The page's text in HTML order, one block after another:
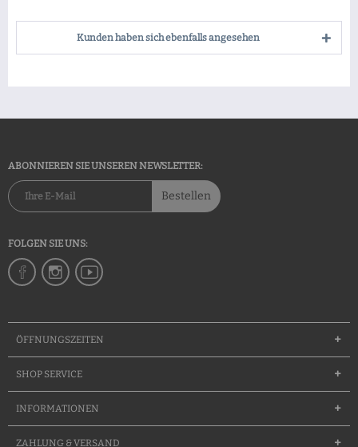
Kunden haben sich ebenfalls angesehen
ABONNIEREN SIE UNSEREN NEWSLETTER:
Bestellen
FOLGEN SIE UNS:
ÖFFNUNGSZEITEN
SHOP SERVICE
INFORMATIONEN
ZAHLUNG & VERSAND